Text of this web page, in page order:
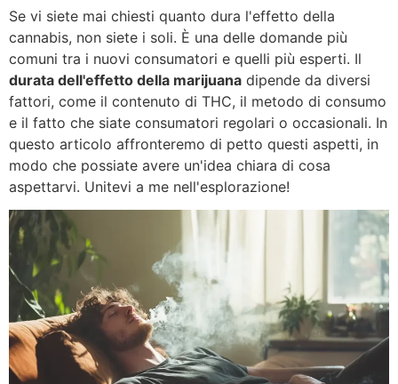
Se vi siete mai chiesti quanto dura l'effetto della
cannabis, non siete i soli. È una delle domande più
comuni tra i nuovi consumatori e quelli più esperti. Il
durata dell'effetto della marijuana dipende da diversi
fattori, come il contenuto di THC, il metodo di consumo
e il fatto che siate consumatori regolari o occasionali. In
questo articolo affronteremo di petto questi aspetti, in
modo che possiate avere un'idea chiara di cosa
aspettarvi. Unitevi a me nell'esplorazione!